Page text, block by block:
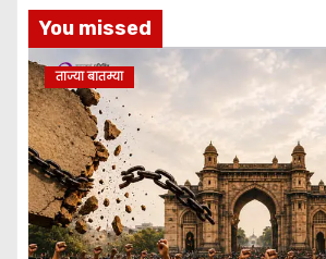
You missed
ताज्या बातम्या